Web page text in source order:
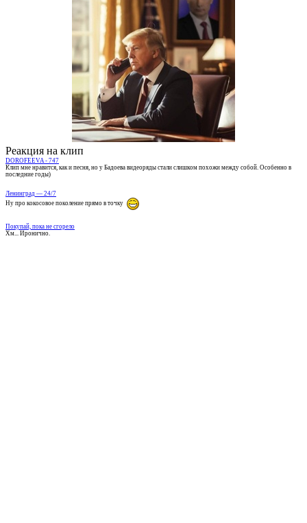
Реакция на клип
DOROFEEVA - 747
Клип мне нравится, как и песня, но у Бадоева видеоряды стали слишком похожи между собой. Особенно в
последние годы)
Ленинград — 24/7
Ну про кокосовое поколение прямо в точку
Покупай, пока не сгорело
Хм... Иронично.